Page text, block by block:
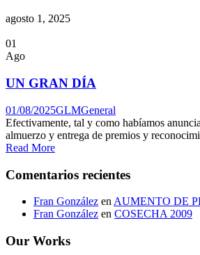
agosto 1, 2025
01
Ago
UN GRAN DÍA
01/08/2025GLMGeneral
Efectivamente, tal y como habíamos
almuerzo y entrega de premios y
Read More
Comentarios recientes
Fran González en AUMENTO DE
Fran González en COSECHA 2009
Our Works